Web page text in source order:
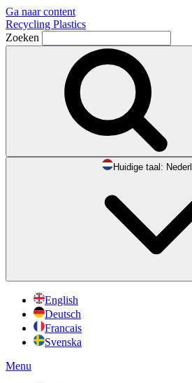
Ga naar content
Recycling Plastics
Zoeken
Huidige taal:
English
Deutsch
Francais
Svenska
Menu